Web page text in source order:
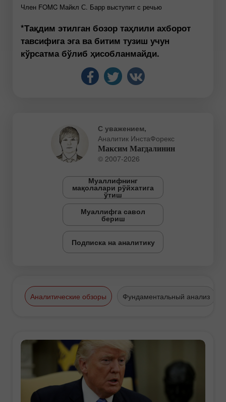
Член FOMC Майкл С. Барр выступит с речью
*Тақдим этилган бозор таҳлили ахборот
тавсифига эга ва битим тузиш учун
кўрсатма бўлиб ҳисобланмайди.
С уважением,
Аналитик ИнстаФорекс
Максим Магдалинин
© 2007-2026
Муаллифнинг
мақолалари рўйхатига
ўтиш
Муаллифга савол
бериш
Подписка на аналитику
Аналитические обзоры Фундаментальный анализ